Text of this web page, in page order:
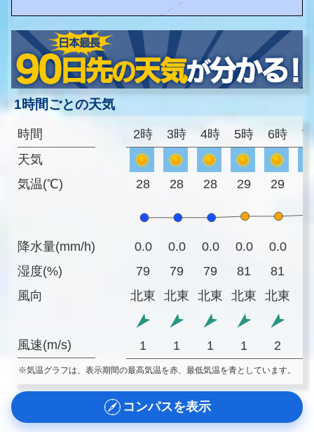
1時間ごとの天気
時間
天気
気温(℃)
降水量(mm/h)
湿度(%)
風向
風速(m/s)
2時 3時 4時 5時 6時 7
28 28 28 29 29
0.0 0.0 0.0 0.0 0.0
79
79 79 81 81
北東
北東 北東 北東 北東
1 1 1 1 2
※気温グラフは、表示期間の最高気温を赤、最低気温を青としています。
コンパスを表示